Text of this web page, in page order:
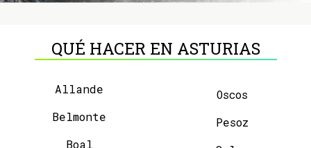
QUÉ HACER EN ASTURIAS
Allande
Belmonte
Boal
Oscos
Pesoz